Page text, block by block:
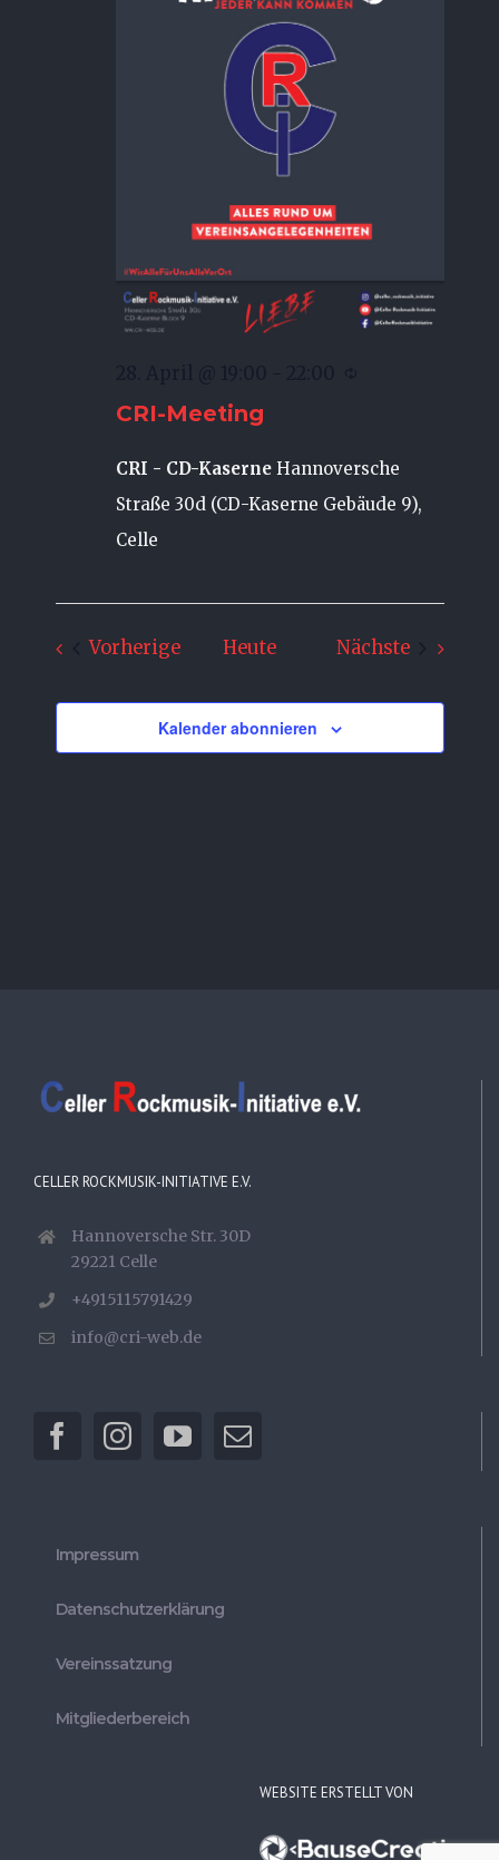
CRI-Meeting
CRI - CD-Kaserne Hannoversche
Straße 30d (CD-Kaserne Gebäude 9),
Celle
VorherigeVeranstaltungen
Heute Nächste
Kalender abonnieren
CELLER ROCKMUSIK-INITIATIVE E.V.
Hannoversche Str. 30D
29221 Celle
+4915115791429
info@cri-web.de
Impressum
Datenschutzerklärung
Vereinssatzung
Mitgliederbereich
WEBSITE ERSTELLT VON